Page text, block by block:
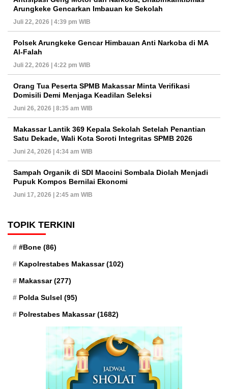
Arungkeke Gencarkan Imbauan ke Sekolah
Juli 22, 2026 | 4:39 pm WIB
Polsek Arungkeke Gencar Himbauan Anti Narkoba di MA
Al-Falah
Juli 22, 2026 | 4:22 pm WIB
Orang Tua Peserta SPMB Makassar Minta Verifikasi
Domisili Demi Menjaga Keadilan Seleksi
Juni 26, 2026 | 8:35 am WIB
Makassar Lantik 369 Kepala Sekolah Setelah Penantian
Satu Dekade, Wali Kota Soroti Integritas SPMB 2026
Juni 24, 2026 | 4:34 am WIB
Sampah Organik di SDI Maccini Sombala Diolah Menjadi
Pupuk Kompos Bernilai Ekonomi
Juni 17, 2026 | 2:45 am WIB
TOPIK TERKINI
#Bone (86)
Kapolrestabes Makassar(102)
Makassar(277)
Polda Sulsel (95)
Polrestabes Makassar(1682)